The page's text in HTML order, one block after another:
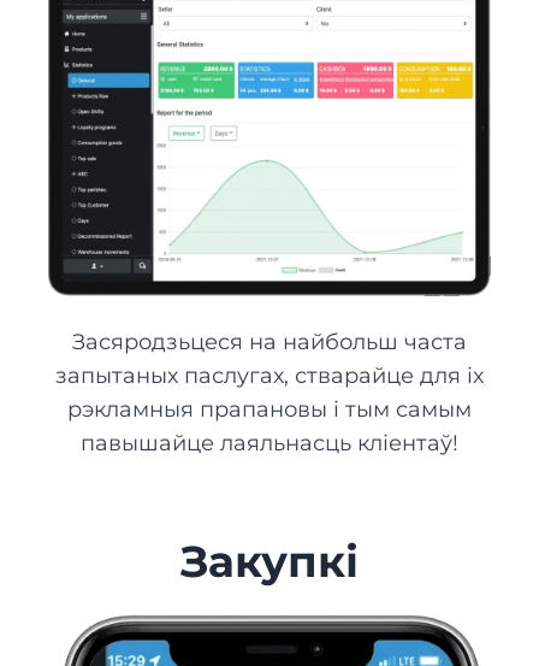
Засяродзьцеся на найбольш часта
запытаных паслугах, стварайце для іх
рэкламныя прапановы і тым самым
павышайце лаяльнасць кліентаў!
Закупкі